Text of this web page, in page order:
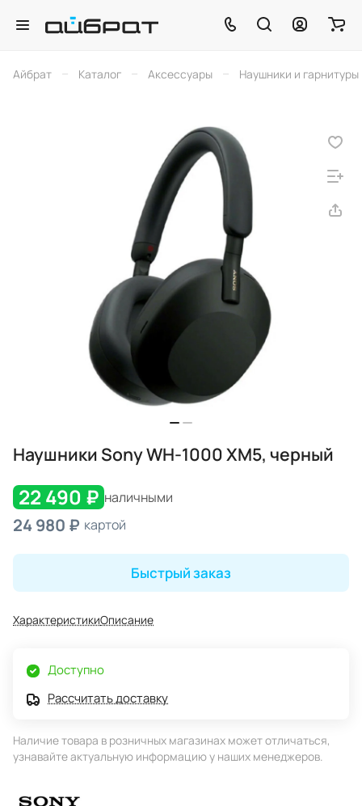
Айбрат – Каталог – Аксессуары – Наушники и гарнитуры
Наушники Sony WH-1000 XM5, черный
22 490 ₽ наличными
24 980 ₽ картой
Быстрый заказ
ХарактеристикиОписание
Доступно
Рассчитать доставку
Наличие товара в розничных магазинах может отличаться,
узнавайте актуальную информацию у наших менеджеров.